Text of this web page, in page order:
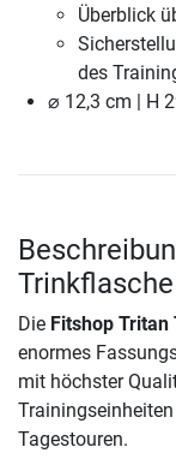
Überblick
des
⌀ 12,3 cm | H
Trinkflasche
Die Fitshop Tritan
enormes
mit höchster
Tagestouren.